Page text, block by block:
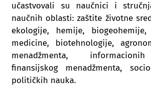
učastvovali su naučnici i
naučnih oblasti: zaštite životne
ekologije, hemije,
medicine, biotehnologije,
menadžmenta,
finansijskog menadžmenta,
političkih nauka.